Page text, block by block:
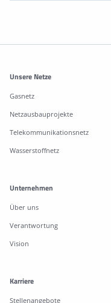
Weitere Informationen
Unsere Netze
Gasnetz
Netzausbauprojekte
Telekommunikationsnetz
Wasserstoffnetz
Unternehmen
Über uns
Verantwortung
Vision
Karriere
Stellenangebote